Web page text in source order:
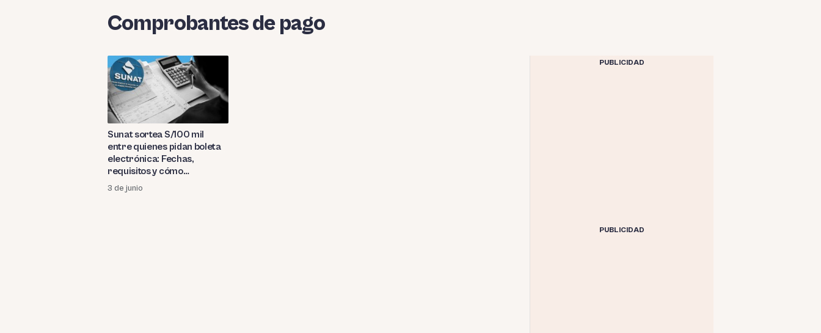
Comprobantes de pago
Sunat sortea S/100 mil
entre quienes pidan boleta
electrónica: Fechas,
requisitos y cómo
inscribirse
3 de junio
PUBLICIDAD
PUBLICIDAD